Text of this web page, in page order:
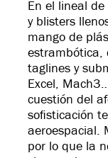
En el lineal
y blisters
mango de
estrambótica,
taglines y
Excel,
cuestión del
sofisticación
aeroespacial.
por lo que la